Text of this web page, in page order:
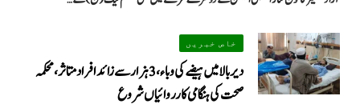
خاص خبریں
دیر بالا میں ہیضے کی وباء، 3 ہزار سے زائد افراد متاثر، محکمہ
صحت کی ہنگامی کارروائیاں شروع